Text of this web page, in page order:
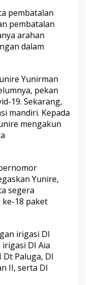
pembatalan
pembatalan
arahan
dalam
Yunirman
pekan
19. Sekarang,
mandiri. Kepada
mengakun
Yunire,
segera
18 paket
irigasi DI
DI Aia
Paluga, DI
II, serta DI